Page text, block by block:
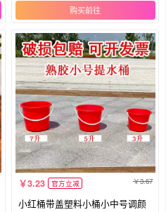
购买
3.23 官方立减 3.67
小红桶带盖塑料小桶小中号调颜